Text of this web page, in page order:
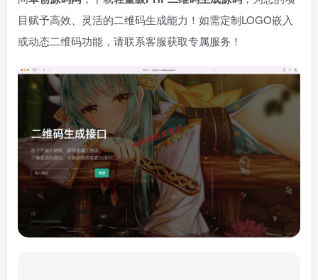
目赋予高效、灵活的二维码生成能力！如需定制LOGO嵌入
或动态二维码功能，请联系客服获取专属服务！